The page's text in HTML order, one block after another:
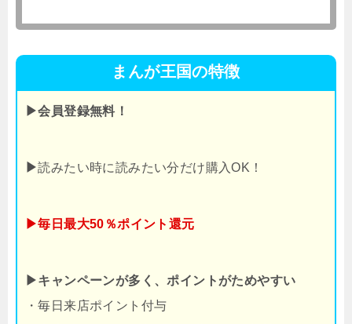
まんが王国の特徴
▶会員登録無料！
▶読みたい時に読みたい分だけ購入OK！
▶毎日最大50％ポイント還元
▶キャンペーンが多く、ポイントがためやすい
・毎日来店ポイント付与